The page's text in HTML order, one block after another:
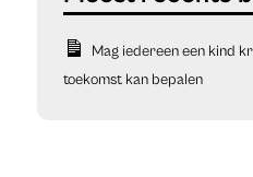
Mag iedereen een kind
toekomst kan bepalen